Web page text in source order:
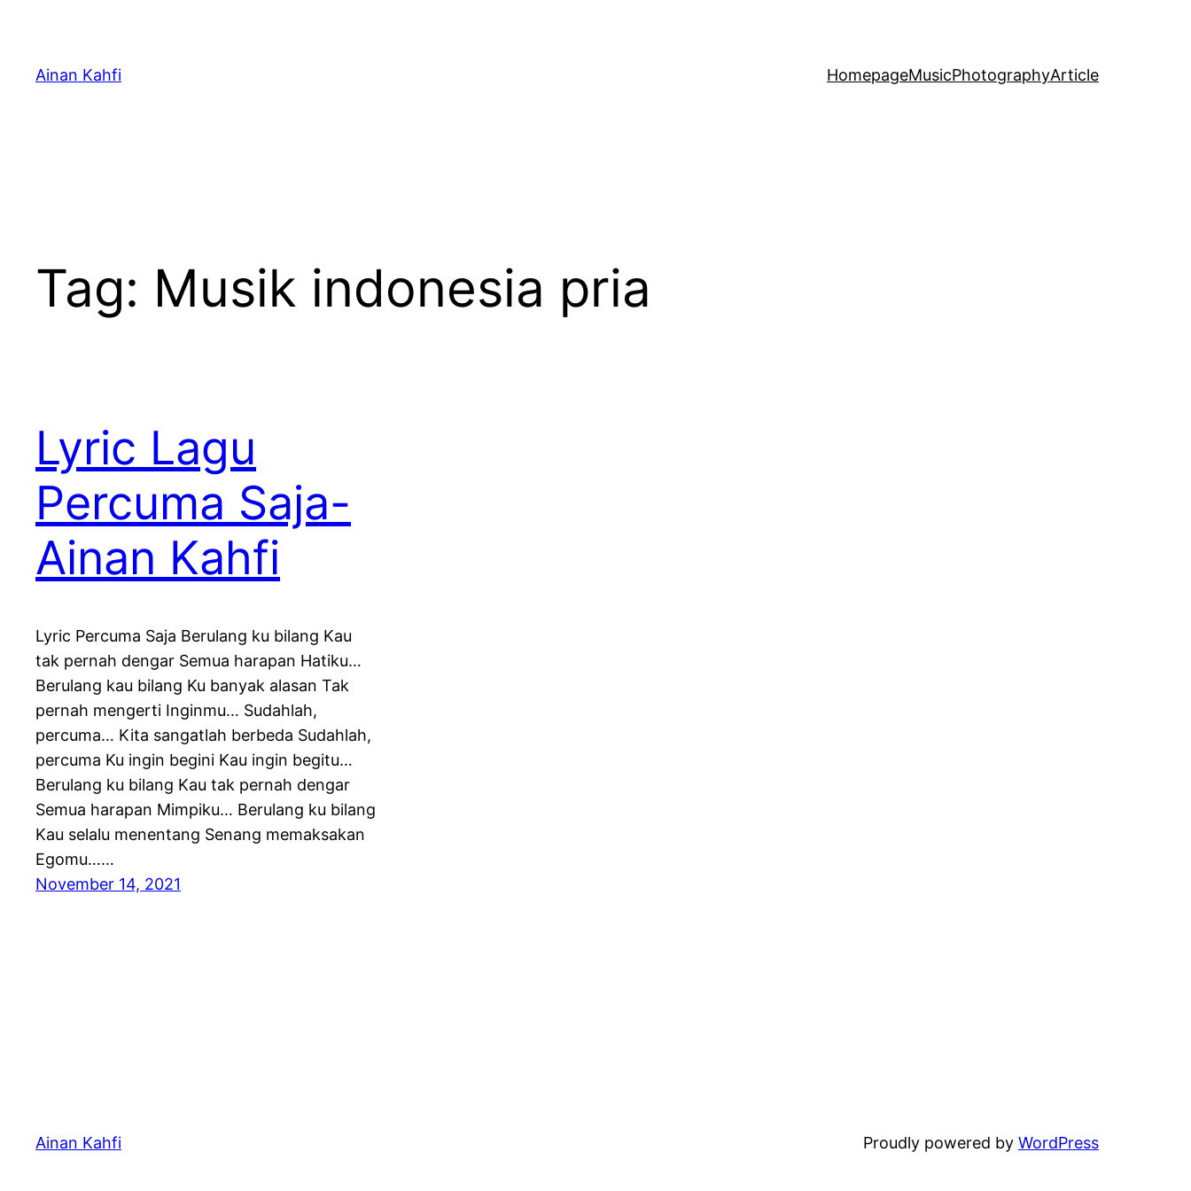
content
Ainan Kahfi HomepageMusicPhotographyArticle
Tag: Musik indonesia pria
Lyric Lagu
Percuma Saja-
Ainan Kahfi
Lyric Percuma Saja Berulang ku bilang Kau
tak pernah dengar Semua harapan Hatiku…
Berulang kau bilang Ku banyak alasan Tak
pernah mengerti Inginmu… Sudahlah,
percuma… Kita sangatlah berbeda Sudahlah,
percuma Ku ingin begini Kau ingin begitu…
Berulang ku bilang Kau tak pernah dengar
Semua harapan Mimpiku… Berulang ku bilang
Kau selalu menentang Senang memaksakan
Egomu……
November 14, 2021
Ainan Kahfi Proudly powered by WordPress